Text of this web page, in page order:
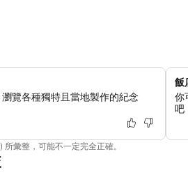
覽各種獨特且當地製作的紀念
飯
你
吧
彙整，可能不一定完全正確。